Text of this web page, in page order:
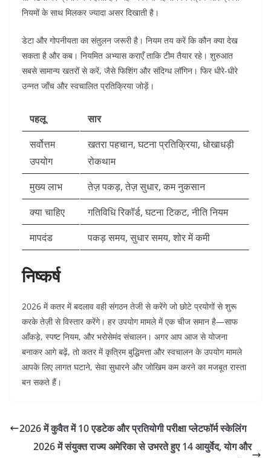
नियमों के साथ मिलकर ज्यादा असर दिखाती है।
डेटा और गोपनीयता का संतुलन जरूरी है। नियम तय करें कि कौन क्या देख
सकता है और कब। नियमित अभ्यास कराएँ ताकि टीम तैयार रहे। शुरुआत
सबसे सामान्य खतरों से करें, जैसे फिशिंग और संदिग्ध लॉगिन। फिर धीरे-धीरे
उन्नत जाँच और स्वचालित प्रतिक्रिया जोड़ें।
पहलू
सार
सर्वोत्तम
उपयोग
खतरा पहचान, घटना प्रतिक्रिया, धोखाधड़ी
रोकथाम
मुख्य लाभ
तेज़ पकड़, तेज़ सुधार, कम नुकसान
क्या चाहिए
गतिविधि रिकॉर्ड, घटना टिकट, नीति नियम
मापदंड
पकड़ समय, सुधार समय, शोर में कमी
निष्कर्ष
2026 में कतर में बदलाव वही संगठन तेजी से करेंगे जो छोटे प्रयोगों से शुरू
करके तेज़ी से विस्तार करेंगे। हर उपयोग मामले में एक चीज समान है—साफ
आँकड़े, स्पष्ट नियम, और भरोसेमंद संचालन। अगर आप आज से योजना
बनाकर आगे बढ़ें, तो कतर में कृत्रिम बुद्धिमत्ता और स्वचालन के उपयोग मामले
आपके लिए लागत घटाने, सेवा सुधारने और जोखिम कम करने का मजबूत रास्ता
बन सकते हैं।
2026 में कुवैत में 10 एडटेक और प्रतियोगी परीक्षा प्लेटफॉर्म स्केलिंग
2026 में संयुक्त राज्य अमेरिका से उभरते हुए 14 आयुर्वेद, योग और